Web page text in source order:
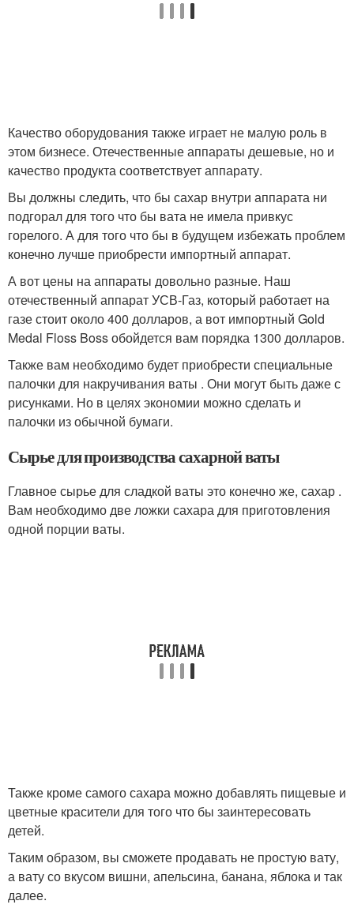
Качество оборудования также играет не малую роль в
этом бизнесе. Отечественные аппараты дешевые, но и
качество продукта соответствует аппарату.
Вы должны следить, что бы сахар внутри аппарата ни
подгорал для того что бы вата не имела привкус
горелого. А для того что бы в будущем избежать проблем
конечно лучше приобрести импортный аппарат.
А вот цены на аппараты довольно разные. Наш
отечественный аппарат УСВ-Газ, который работает на
газе стоит около 400 долларов, а вот импортный Gold
Medal Floss Boss обойдется вам порядка 1300 долларов.
Также вам необходимо будет приобрести специальные
палочки для накручивания ваты . Они могут быть даже с
рисунками. Но в целях экономии можно сделать и
палочки из обычной бумаги.
Сырье для производства сахарной ваты
Главное сырье для сладкой ваты это конечно же, сахар .
Вам необходимо две ложки сахара для приготовления
одной порции ваты.
Также кроме самого сахара можно добавлять пищевые и
цветные красители для того что бы заинтересовать
детей.
Таким образом, вы сможете продавать не простую вату,
а вату со вкусом вишни, апельсина, банана, яблока и так
далее.